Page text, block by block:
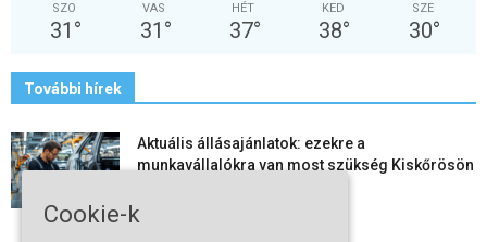
SZO
31 °
VAS
31 °
HÉT
37°
KED
38°
SZE
30°
További hírek
Aktuális állásajánlatok: ezekre a
munkavállalókra van most szükség Kiskőrösön
2026-08-07
Cookie-k